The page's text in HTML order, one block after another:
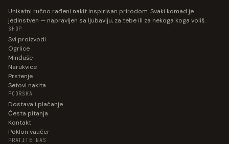
Unikatni ručno rađeni nakit inspirisan prirodom. Svaki komad je
jedinstven — napravljen sa ljubavlju, za tebe ili za nekoga koga voliš.
SHOP
Svi proizvodi
Ogrlice
Minđuše
Narukvice
Prstenje
Setovi nakita
PODRŠKA
Dostava i plaćanje
Česta pitanja
Kontakt
Poklon vaučer
PRATITE NAS